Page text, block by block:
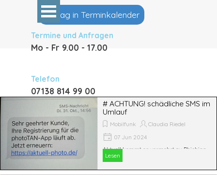
Direkt zum Seiteninhalt
Eintrag in Terminkalender
Termine und Anfragen
Mo - Fr 9.00 - 17.00
Telefon
07138 814 99 00
Menü überspringen
# ACHTUNG! schädliche SMS im
Umlauf
Mobilfunk
Claudia Riedel
07 Jun 2024
Aktuell kommt es vermehrt zu Phishing-
Versuchen per SMS und E-Mail, die
Lesen